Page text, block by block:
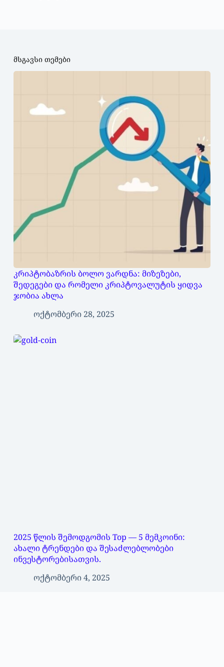
მსგავსი თემები
კრიპტობაზრის ბოლო ვარდნა: მიზეზები,
შედეგები და რომელი კრიპტოვალუტის ყიდვა
ჯობია ახლა
ოქტომბერი 28, 2025
2025 წლის შემოდგომის Top — 5 მემკოინი:
ახალი ტრენდები და შესაძლებლობები
ინვესტორებისათვის.
ოქტომბერი 4, 2025